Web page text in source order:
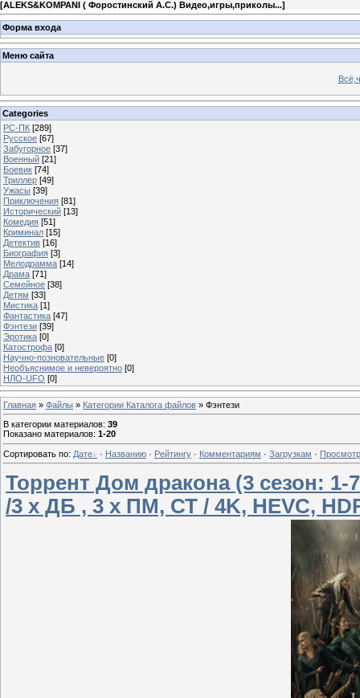
[ALEKS&KOMPANI ( Форостинский А.С.) Видео,игры,приколы...]
Форма входа
Меню сайта
Categories
PC-ПК [289]
Русское [67]
Забугорное [37]
Военный [21]
Боевик [74]
Триллер [49]
Ужасы [39]
Приключения [81]
Исторический [13]
Комедия [51]
Криминал [15]
Детектив [16]
Биография [3]
Мелодрамма [14]
Драма [71]
Семейное [38]
Детям [33]
Мистика [1]
Фантастика [47]
Фэнтези [39]
Эротика [0]
Катострофа [0]
Научно-позновательные [0]
Необъяснимое и невероятно [0]
НЛО-UFO [0]
Главная » Файлы » Категории Каталога файлов » Фэнтези
В категории материалов: 39
Показано материалов: 1-20
Сортировать по: Дате · Названию · Рейтингу · Комментариям · Загрузкам ·
Торрент Дом дракона (3 сезон: 1-
/3 х ДБ , 3 x ПМ, СТ / 4K, HEVC,